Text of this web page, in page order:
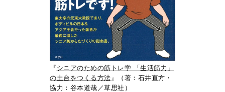
『 シニアのための筋トレ学 「生活筋力」
の土台をつくる方法 』（著：石井直方・
協力：谷本道哉／草思社）